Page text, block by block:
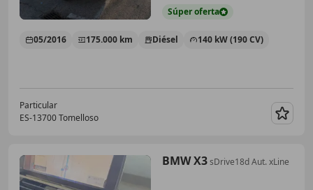
Súperoferta
05/2016 175.000 km Diésel 140 kW (190 CV)
Particular
ES-13700 Tomelloso
BMW X3sDrive18d Aut. xLine